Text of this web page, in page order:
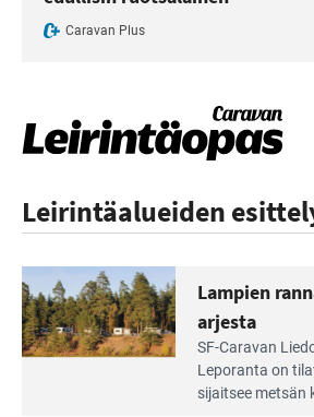
Caravan Plus
Leirintäalueiden
Lue
Lampien
arjesta
SF-Caravan
Leporanta on
sijaitsee metsän